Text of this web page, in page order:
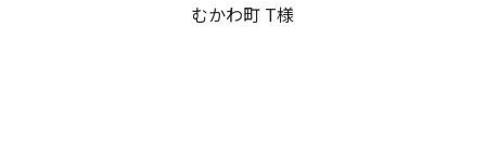
むかわ町 T様